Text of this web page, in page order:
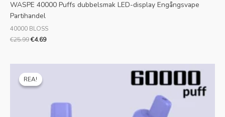
WASPE 40000 Puffs dubbelsmak LED-display Engångsvape
Partihandel
40000 BLOSS
€25.99€4.69
REA!
REA!
pris
var: